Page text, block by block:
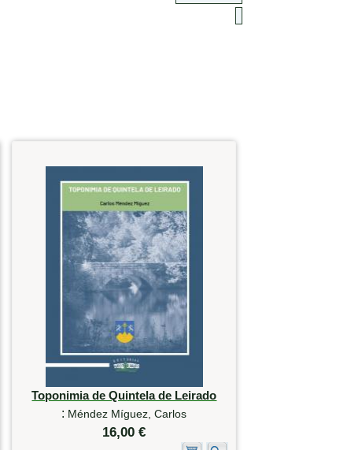
Toponimia de Quintela de Leirado
: Méndez Míguez, Carlos
16,00 €